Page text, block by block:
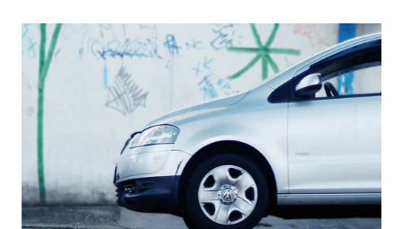
Für cardossier betreiben wir ein
dezentralisiertes, DLT-basiertes P2P-
Netzwerk
Die dezentralisierte Plattform cardossier, die alle
relevanten Daten zur Geschichte eines Autos
speichert, ist ein echter Katalysator für die
Digitalisierung